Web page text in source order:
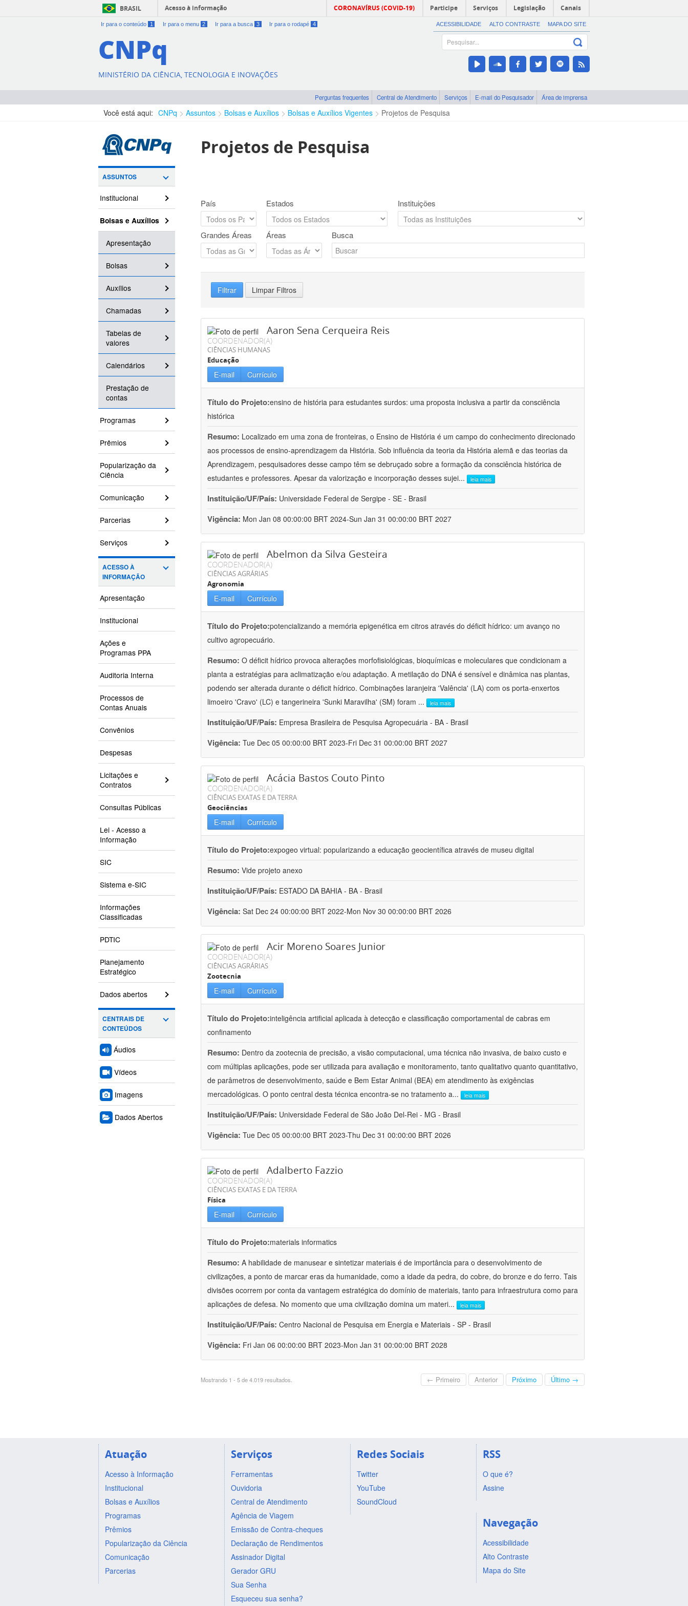
BRASIL Acesso à informação CORONAVÍRUS (COVID-19) Participe Serviços Legislação Canais
Ir para o conteúdo 1 Ir para o menu 2 Ir para a busca 3 Ir para o rodapé 4 ACESSIBILIDADE ALTO CONTRASTE MAPA DO SITE
CNPq
MINISTÉRIO DA CIÊNCIA, TECNOLOGIA E INOVAÇÕES
Perguntas frequentes Central de Atendimento Serviços E-mail do Pesquisador Área de imprensa
Você está aqui: CNPq Assuntos Bolsas e Auxílios Bolsas e Auxílios Vigentes Projetos de Pesquisa
ASSUNTOS
Institucional
Bolsas e Auxílios
Apresentação
Bolsas
Auxílios
Chamadas
Tabelas de
valores
Calendários
Prestação de
contas
Programas
Prêmios
Popularização da
Ciência
Comunicação
Parcerias
Serviços
ACESSO À
INFORMAÇÃO
Apresentação
Institucional
Ações e
Programas PPA
Auditoria Interna
Processos de
Contas Anuais
Convênios
Despesas
Licitações e
Contratos
Consultas Públicas
Lei - Acesso a
Informação
SIC
Sistema e-SIC
Informações
Classificadas
PDTIC
Planejamento
Estratégico
Dados abertos
CENTRAIS DE
CONTEÚDOS
Áudios
Vídeos
Imagens
Dados Abertos
Projetos de Pesquisa
País Estados Instituições
Grandes Áreas Áreas Busca
Filtrar Limpar Filtros
Aaron Sena Cerqueira Reis
COORDENADOR(A)
CIÊNCIAS HUMANAS
Educação
E-mail Currículo
Título do Projeto:ensino de história para estudantes surdos: uma proposta inclusiva a partir da consciência
histórica
Resumo: Localizado em uma zona de fronteiras, o Ensino de História é um campo do conhecimento direcionado
aos processos de ensino-aprendizagem da História. Sob influência da teoria da História alemã e das teorias da
Aprendizagem, pesquisadores desse campo têm se debruçado sobre a formação da consciência histórica de
estudantes e professores. Apesar da valorização e incorporação desses sujei... leia mais
Instituição/UF/País: Universidade Federal de Sergipe - SE - Brasil
Vigência: Mon Jan 08 00:00:00 BRT 2024-Sun Jan 31 00:00:00 BRT 2027
Abelmon da Silva Gesteira
COORDENADOR(A)
CIÊNCIAS AGRÁRIAS
Agronomia
E-mail Currículo
Título do Projeto:potencializando a memória epigenética em citros através do déficit hídrico: um avanço no
cultivo agropecuário.
Resumo: O déficit hídrico provoca alterações morfofisiológicas, bioquímicas e moleculares que condicionam a
planta a estratégias para aclimatização e/ou adaptação. A metilação do DNA é sensível e dinâmica nas plantas,
podendo ser alterada durante o déficit hídrico. Combinações laranjeira 'Valência' (LA) com os porta-enxertos
limoeiro 'Cravo' (LC) e tangerineira 'Sunki Maravilha' (SM) foram ... leia mais
Instituição/UF/País: Empresa Brasileira de Pesquisa Agropecuária - BA - Brasil
Vigência: Tue Dec 05 00:00:00 BRT 2023-Fri Dec 31 00:00:00 BRT 2027
Acácia Bastos Couto Pinto
COORDENADOR(A)
CIÊNCIAS EXATAS E DA TERRA
Geociências
E-mail Currículo
Título do Projeto:expogeo virtual: popularizando a educação geocientífica através de museu digital
Resumo: Vide projeto anexo
Instituição/UF/País: ESTADO DA BAHIA - BA - Brasil
Vigência: Sat Dec 24 00:00:00 BRT 2022-Mon Nov 30 00:00:00 BRT 2026
Acir Moreno Soares Junior
COORDENADOR(A)
CIÊNCIAS AGRÁRIAS
Zootecnia
E-mail Currículo
Título do Projeto:inteligência artificial aplicada à detecção e classificação comportamental de cabras em
confinamento
Resumo: Dentro da zootecnia de precisão, a visão computacional, uma técnica não invasiva, de baixo custo e
com múltiplas aplicações, pode ser utilizada para avaliação e monitoramento, tanto qualitativo quanto quantitativo,
de parâmetros de desenvolvimento, saúde e Bem Estar Animal (BEA) em atendimento às exigências
mercadológicas. O ponto central desta técnica encontra-se no tratamento a... leia mais
Instituição/UF/País: Universidade Federal de São João Del-Rei - MG - Brasil
Vigência: Tue Dec 05 00:00:00 BRT 2023-Thu Dec 31 00:00:00 BRT 2026
Adalberto Fazzio
COORDENADOR(A)
CIÊNCIAS EXATAS E DA TERRA
Física
E-mail Currículo
Título do Projeto:materials informatics
Resumo: A habilidade de manusear e sintetizar materiais é de importância para o desenvolvimento de
civilizações, a ponto de marcar eras da humanidade, como a idade da pedra, do cobre, do bronze e do ferro. Tais
divisões ocorrem por conta da vantagem estratégica do domínio de materiais, tanto para infraestrutura como para
aplicações de defesa. No momento que uma civilização domina um materi... leia mais
Instituição/UF/País: Centro Nacional de Pesquisa em Energia e Materiais - SP - Brasil
Vigência: Fri Jan 06 00:00:00 BRT 2023-Mon Jan 31 00:00:00 BRT 2028
Mostrando 1 - 5 de 4.019 resultados. ← Primeiro Anterior Próximo Último →
Atuação
Acesso à Informação
Institucional
Bolsas e Auxílios
Programas
Prêmios
Popularização da Ciência
Comunicação
Parcerias
Serviços
Ferramentas
Ouvidoria
Central de Atendimento
Agência de Viagem
Emissão de Contra-cheques
Declaração de Rendimentos
Assinador Digital
Gerador GRU
Sua Senha
Esqueceu sua senha?
Redes Sociais
Twitter
YouTube
SoundCloud
RSS
O que é?
Assine
Navegação
Acessibilidade
Alto Contraste
Mapa do Site